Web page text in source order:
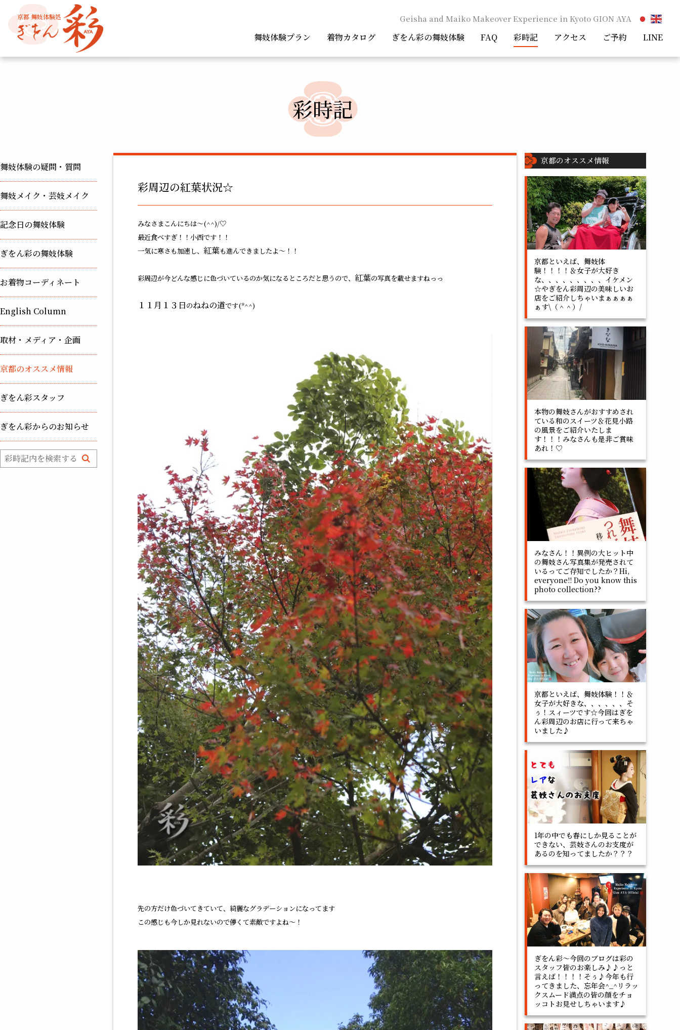
京都 舞妓体験処 Geisha and Maiko Makeover Experience in Kyoto GION AYA
舞妓体験プラン 着物カタログ ぎをん彩の舞妓体験 FAQ 彩時記 アクセス ご予約 LINE
彩時記
舞妓体験の疑問・質問
舞妓メイク・芸妓メイク
記念日の舞妓体験
ぎをん彩の舞妓体験
お着物コーディネート
English Column
取材・メディア・企画
京都のオススメ情報
ぎをん彩スタッフ
ぎをん彩からのお知らせ
彩周辺の紅葉状況☆
みなさまこんにちは～(^^)/♡
最近食べすぎ！！小西です！！
一気に寒さも加速し、 紅葉も進んできましたよ～！！
彩周辺が今どんな感じに色づいているのか気になるところだと思うので、 紅葉の写真を載せますねっっ
１１月１３日のねねの道です(*^^)
先の方だけ色づいてきていて、綺麗なグラデーションになってます
この感じも今しか見れないので儚くて素敵ですよね～！
京都のオススメ情報
京都といえば、舞妓体
験！！！！＆女子が大好き
な、、、、、、、、、イケメン
☆やぎをん彩周辺の美味しいお
店をご紹介しちゃいまぁぁぁぁ
ぁす\（＾＾）/
本物の舞妓さんがおすすめされ
ている和のスイーツ＆花見小路
の風景をご紹介いたしま
す！！！みなさんも是非ご賞味
あれ！♡
みなさん！！異例の大ヒット中
の舞妓さん写真集が発売されて
いるってご存知でしたか？Hi,
everyone!! Do you know this
photo collection??
京都といえば、舞妓体験！！＆
女子が大好きな、、、、、、そ
ぅ！スィーツです☆今回はぎを
ん彩周辺のお店に行って来ちゃ
いました♪
1年の中でも春にしか見ることが
できない、芸妓さんのお支度が
あるのを知ってましたか？？？
ぎをん彩～今回のブログは彩の
スタッフ皆のお楽しみ♪♪っと
言えば！！！！そぅ♪今年も行
ってきました、忘年会^_^リラッ
クスムード満点の皆の顔をチョ
ッコトお見せしちゃいます♪